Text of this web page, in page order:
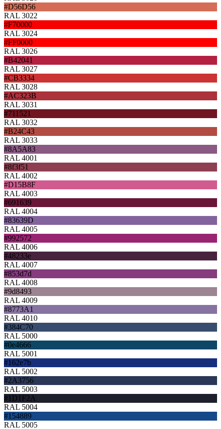
#D56D56
RAL 3022
#F70000
RAL 3024
#FF0000
RAL 3026
#B42041
RAL 3027
#CB3334
RAL 3028
#AC323B
RAL 3031
#711521
RAL 3032
#B24C43
RAL 3033
#8A5A83
RAL 4001
#8f3f51
RAL 4002
#D15B8F
RAL 4003
#691639
RAL 4004
#83639D
RAL 4005
#992572
RAL 4006
#48233e
RAL 4007
#853d7d
RAL 4008
#9d8493
RAL 4009
#8773A1
RAL 4010
#384C70
RAL 5000
#0e4666
RAL 5001
#162e7b
RAL 5002
#2A3756
RAL 5003
#1D1F2A
RAL 5004
#154889
RAL 5005